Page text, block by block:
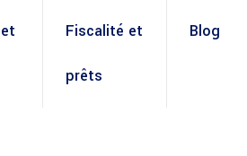
Fiscalité et
prêts
Blog